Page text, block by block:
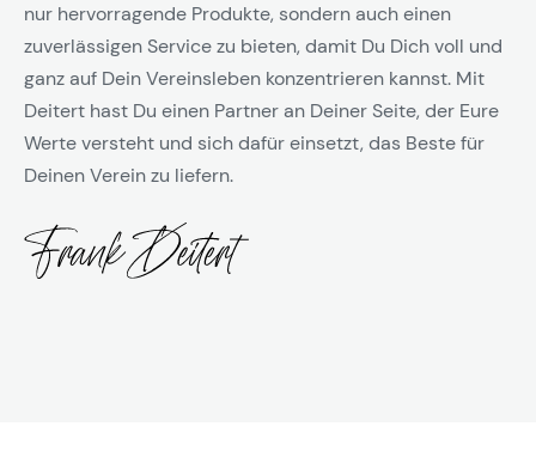
nur hervorragende Produkte, sondern auch einen
zuverlässigen Service zu bieten, damit Du Dich voll und
ganz auf Dein Vereinsleben konzentrieren kannst. Mit
Deitert hast Du einen Partner an Deiner Seite, der Eure
Werte versteht und sich dafür einsetzt, das Beste für
Deinen Verein zu liefern.